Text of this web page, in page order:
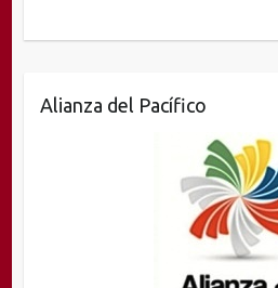
Alianza del Pacífico